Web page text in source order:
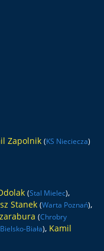
Zapolnik (KS Nieciecza)
(Stal Mielec),
Stanek (Warta Poznań),
(Chrobry
Biała), Kamil